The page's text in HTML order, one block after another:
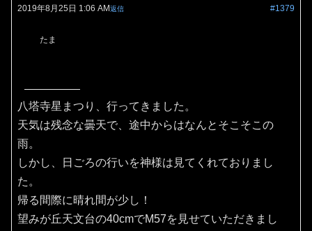
2019年8月25日 1:06 AM #1379
返信
たま
八塔寺星まつり、行ってきました。
天気は残念な曇天で、途中からはなんとそこそこの
雨。
しかし、日ごろの行いを神様は見てくれておりまし
た。
帰る間際に晴れ間が少し！
望みが丘天文台の40cmでM57を見せていただきまし